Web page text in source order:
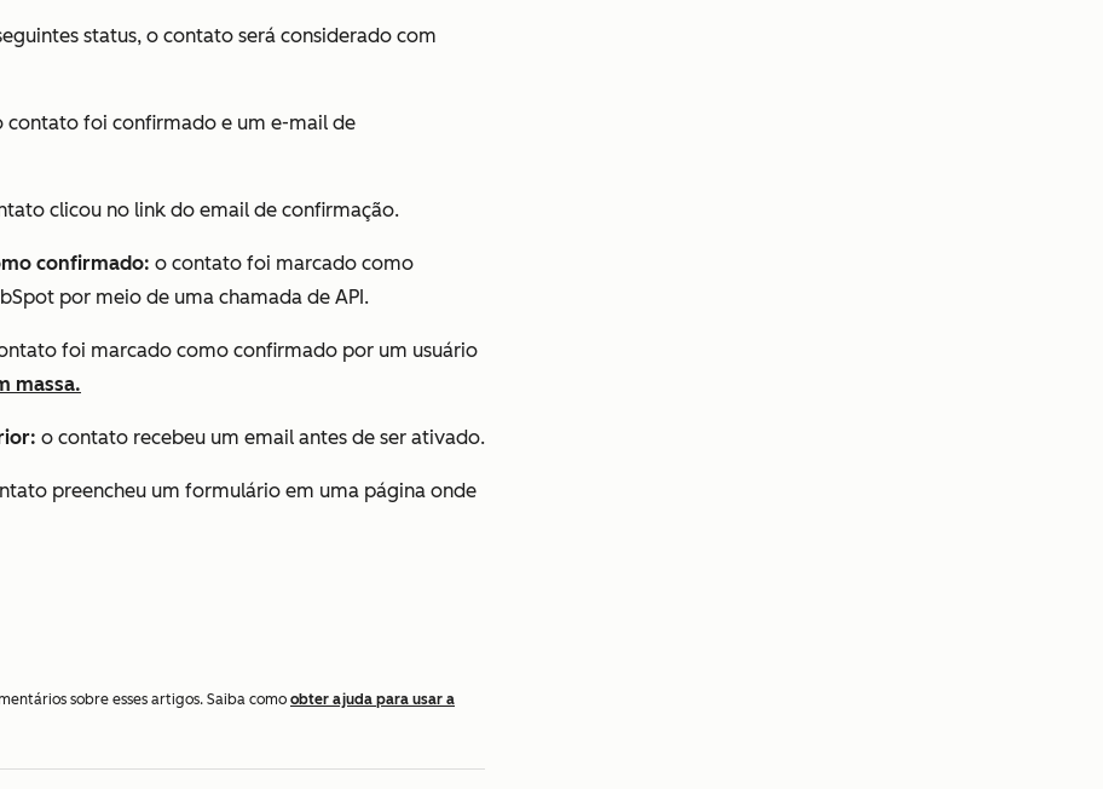
status, o contato será considerado com
foi confirmado e um e-mail de
clicou no link do email de confirmação.
confirmado: o contato foi marcado como
por meio de uma chamada de API.
foi marcado como confirmado por um usuário
massa.
o contato recebeu um email antes de ser ativado.
preencheu um formulário em uma página onde
sobre esses artigos. Saiba como obter ajuda para usar a